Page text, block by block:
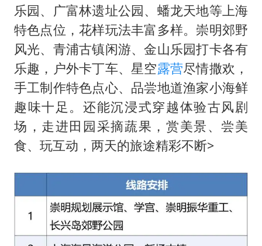
乐园、广富林遗址公园、蟠龙天地等上海
特色点位，花样玩法丰富多样。崇明郊野
风光、青浦古镇闲游、金山乐园打卡各有
乐趣，户外卡丁车、星空露营尽情撒欢，
手工制作特色点心、品尝地道渔家小海鲜
趣味十足。还能沉浸式穿越体验古风剧
场，走进田园采摘蔬果，赏美景、尝美
食、玩互动，两天的旅途精彩不断>